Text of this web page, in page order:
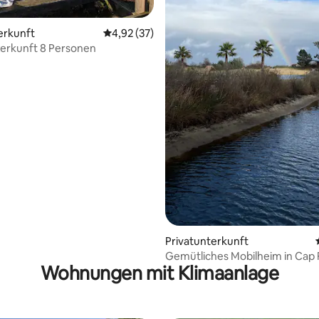
4,97 von 5, 35 Bewertungen
Durchschnittliche Bewertung: 4,92 von 5,
4,92 (37)
8 Personen
Privatunterkunft
Gemütliches Mobilheim in Cap
Terrasse & Natur
Wohnungen mit Klimaanlage